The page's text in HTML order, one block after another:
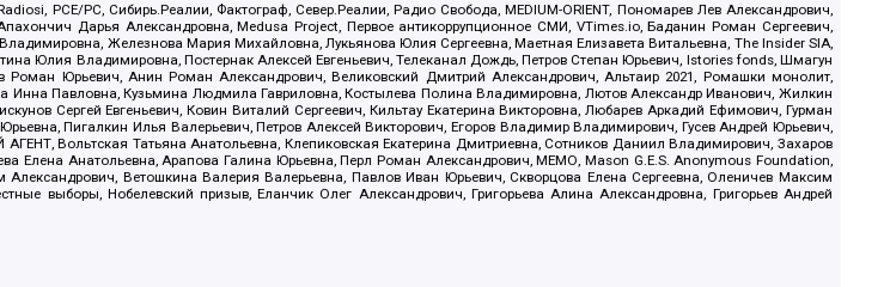
PCE/PC, Сибирь.Реалии, Фактограф, Север.Реалии, Радио Свобода, MEDIUM-ORIENT, Пономарев Лев Александрович,
Дарья Александровна, Medusa Project, Первое антикоррупционное СМИ, VTimes.io, Баданин Роман Сергеевич,
Железнова Мария Михайловна, Лукьянова Юлия Сергеевна, Маетная Елизавета Витальевна, The Insider SIA,
Юлия Владимировна, Постернак Алексей Евгеньевич, Телеканал Дождь, Петров Степан Юрьевич, Istories fonds, Шмагун
Юрьевич, Анин Роман Александрович, Великовский Дмитрий Александрович, Альтаир 2021, Ромашки монолит,
Инна Павловна, Кузьмина Людмила Гавриловна, Костылева Полина Владимировна, Лютов Александр Иванович, Жилкин
Сергей Евгеньевич, Ковин Виталий Сергеевич, Кильтау Екатерина Викторовна, Любарев Аркадий Ефимович, Гурман
Пигалкин Илья Валерьевич, Петров Алексей Викторович, Егоров Владимир Владимирович, Гусев Андрей Юрьевич,
Вольтская Татьяна Анатольевна, Клепиковская Екатерина Дмитриевна, Сотников Даниил Владимирович, Захаров
Елена Анатольевна, Арапова Галина Юрьевна, Перл Роман Александрович, МЕМО, Mason G.E.S. Anonymous Foundation,
Ветошкина Валерия Валерьевна, Павлов Иван Юрьевич, Скворцова Елена Сергеевна, Оленичев Максим
выборы, Нобелевский призыв, Еланчик Олег Александрович, Григорьева Алина Александровна, Григорьев Андрей